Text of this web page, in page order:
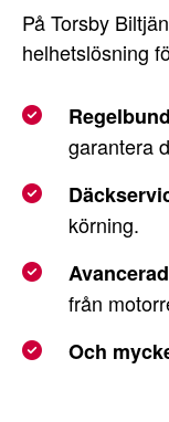
På Torsby
helhetslösning
garantera
körning.
från
Och